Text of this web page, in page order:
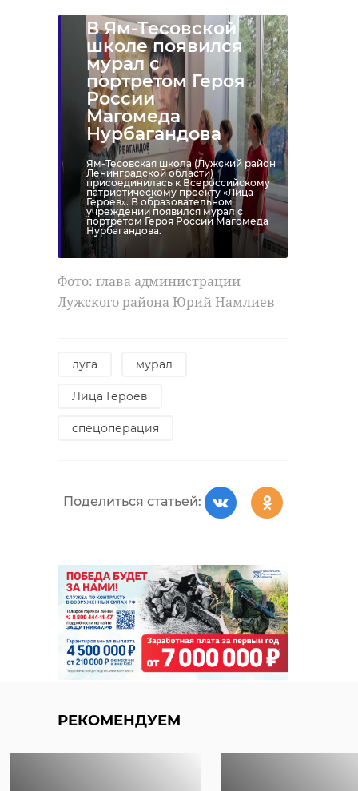
В Ям-Тесовской
школе появился
мурал с
портретом Героя
России
Магомеда
Нурбагандова
Ям-Тесовская школа (Лужский район
Ленинградской области)
присоединилась к Всероссийскому
патриотическому проекту «Лица
Героев». В образовательном
учреждении появился мурал с
портретом Героя России Магомеда
Нурбагандова.
Фото: глава администрации
Лужского района Юрий Намлиев
луга мурал
Лица Героев
спецоперация
Поделиться статьей:
РЕКОМЕНДУЕМ